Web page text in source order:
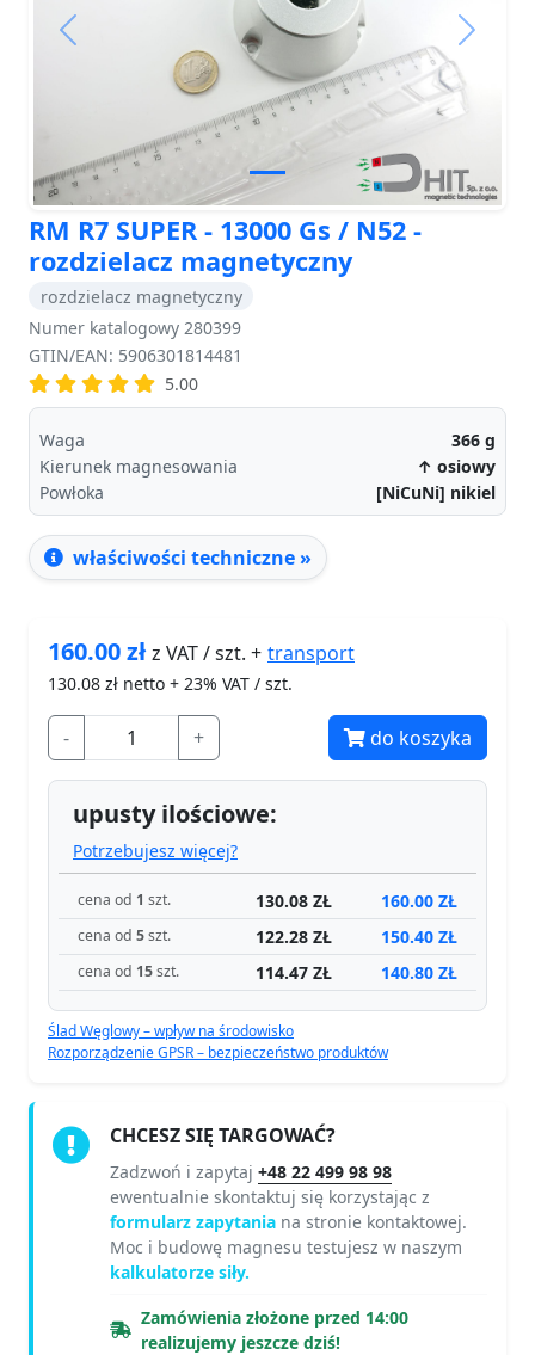
Previous Next
RM R7 SUPER - 13000 Gs / N52 -
rozdzielacz magnetyczny
rozdzielacz magnetyczny
Numer katalogowy 280399
GTIN/EAN: 5906301814481
5.00
Waga 366 g
Kierunek magnesowania
↑ osiowy
Powłoka
[NiCuNi] nikiel
właściwości techniczne »
160.00złz VAT / szt. + transport
130.08 zł netto + 23% VAT / szt.
- + do koszyka
upusty ilościowe:
Potrzebujesz więcej?
cena od 1 szt. 130.08 ZŁ 160.00 ZŁ
cena od 5szt. 122.28 ZŁ 150.40 ZŁ
cena od 15szt. 114.47 ZŁ 140.80 ZŁ
Ślad Węglowy – wpływ na środowisko
Rozporządzenie GPSR – bezpieczeństwo produktów
CHCESZ SIĘ TARGOWAĆ?
Zadzwoń i zapytaj +48 22 499 98 98
ewentualnie skontaktuj się korzystając z
formularz zapytania na stronie kontaktowej.
Moc i budowę magnesu testujesz w naszym
kalkulatorze siły.
Zamówienia złożone przed 14:00
realizujemy jeszcze dziś!